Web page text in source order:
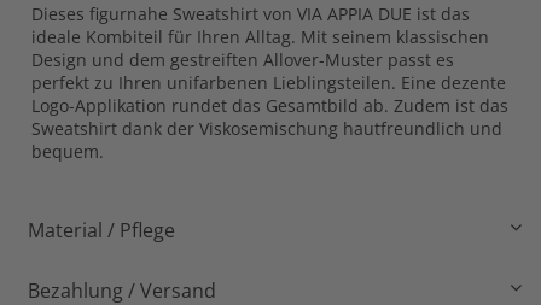
Dieses figurnahe Sweatshirt von VIA APPIA DUE ist das
ideale Kombiteil für Ihren Alltag. Mit seinem klassischen
Design und dem gestreiften Allover-Muster passt es
perfekt zu Ihren unifarbenen Lieblingsteilen. Eine dezente
Logo-Applikation rundet das Gesamtbild ab. Zudem ist das
Sweatshirt dank der Viskosemischung hautfreundlich und
bequem.
Material / Pflege
Bezahlung / Versand